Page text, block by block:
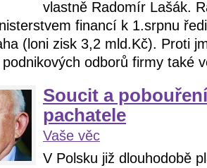
vlastně Radomír Lašák.
financí k 1.srpnu
(loni zisk 3,2 mld.Kč). Proti
odborů firmy také
Soucit a
pachatele
Vaše věc
V Polsku již dlouhodobě